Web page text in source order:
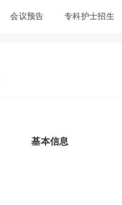
会议预告 专科护士招生
基本信息